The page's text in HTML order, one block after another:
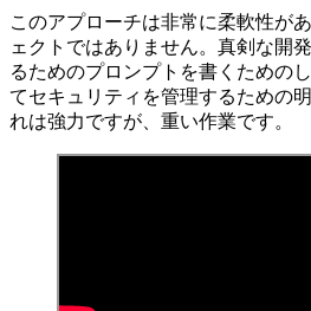
このアプローチは非常に柔軟性が
ェクトではありません。真剣な開
るためのプロンプトを書くための
てセキュリティを管理するための
れは強力ですが、重い作業です。